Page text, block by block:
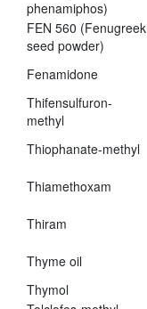
phenamiphos)
FEN 560 (Fenugreek
seed powder)
Fenamidone
Thifensulfuron-
methyl
Thiophanate-methyl
Thiamethoxam
Thiram
Thyme oil
Thymol